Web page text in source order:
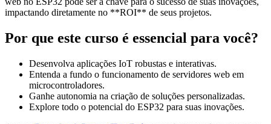
impactando diretamente no **ROI** de seus projetos.
Por que este curso é essencial para você?
Desenvolva aplicações IoT robustas e interativas.
Entenda a fundo o funcionamento de servidores web em
microcontroladores.
Ganhe autonomia na criação de soluções personalizadas.
Explore todo o potencial do ESP32 para suas inovações.